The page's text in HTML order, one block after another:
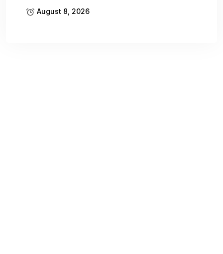
August 8, 2026